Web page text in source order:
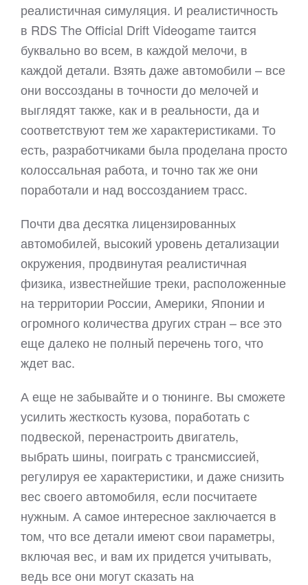
реалистичная симуляция. И реалистичность
в RDS The Official Drift Videogame таится
буквально во всем, в каждой мелочи, в
каждой детали. Взять даже автомобили – все
они воссозданы в точности до мелочей и
выглядят также, как и в реальности, да и
соответствуют тем же характеристиками. То
есть, разработчиками была проделана просто
колоссальная работа, и точно так же они
поработали и над воссозданием трасс.
Почти два десятка лицензированных
автомобилей, высокий уровень детализации
окружения, продвинутая реалистичная
физика, известнейшие треки, расположенные
на территории России, Америки, Японии и
огромного количества других стран – все это
еще далеко не полный перечень того, что
ждет вас.
А еще не забывайте и о тюнинге. Вы сможете
усилить жесткость кузова, поработать с
подвеской, перенастроить двигатель,
выбрать шины, поиграть с трансмиссией,
регулируя ее характеристики, и даже снизить
вес своего автомобиля, если посчитаете
нужным. А самое интересное заключается в
том, что все детали имеют свои параметры,
включая вес, и вам их придется учитывать,
ведь все они могут сказать на